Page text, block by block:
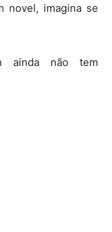
novel, imagina se
ainda não tem